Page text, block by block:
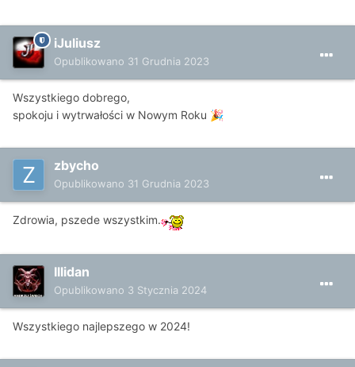
iJuliusz
Opublikowano 31 Grudnia 2023
Wszystkiego dobrego,
spokoju i wytrwałości w Nowym Roku 🎉
zbycho
Opublikowano 31 Grudnia 2023
Zdrowia, pszede wszystkim.
Illidan
Opublikowano 3 Stycznia 2024
Wszystkiego najlepszego w 2024!